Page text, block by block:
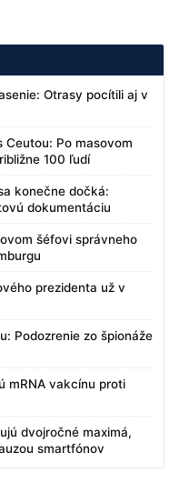
Otrasy pocítili aj v
Ceutou: Po masovom
100 ľudí
konečne dočká:
dokumentáciu
šéfovi správneho
prezidenta už v
Podozrenie zo špionáže
mRNA vakcínu proti
dvojročné maximá,
smartfónov